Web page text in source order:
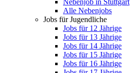
Nebenjob in Stuttgart
Alle Nebenjobs
Jobs für Jugendliche
Jobs für 12 Jährige
Jobs für 13 Jährige
Jobs für 14 Jährige
Jobs für 15 Jährige
Jobs für 16 Jährige